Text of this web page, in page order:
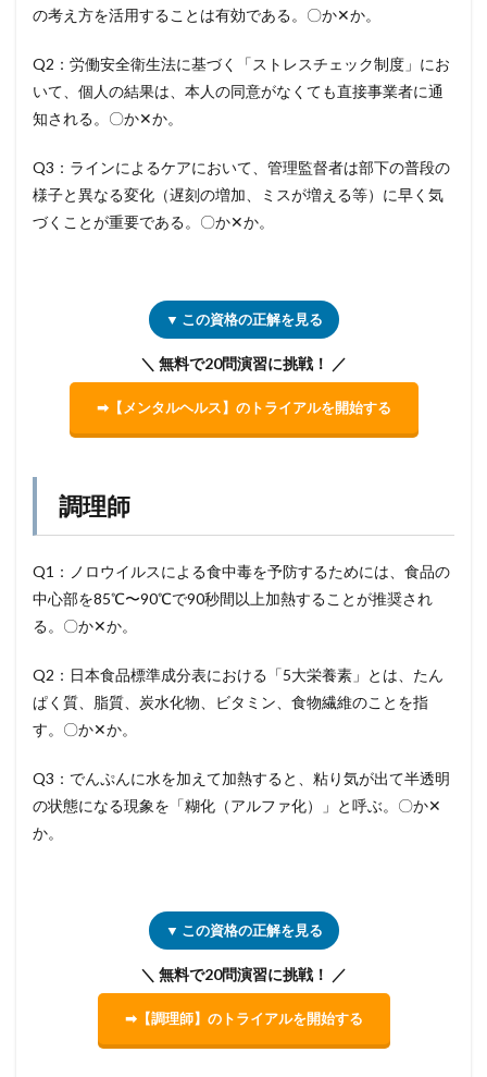
の考え方を活用することは有効である。〇か✕か。
Q2：労働安全衛生法に基づく「ストレスチェック制度」にお
いて、個人の結果は、本人の同意がなくても直接事業者に通
知される。〇か✕か。
Q3：ラインによるケアにおいて、管理監督者は部下の普段の
様子と異なる変化（遅刻の増加、ミスが増える等）に早く気
づくことが重要である。〇か✕か。
▼ この資格の正解を見る
＼ 無料で20問演習に挑戦！ ／
➡【メンタルヘルス】のトライアルを開始する
調理師
Q1：ノロウイルスによる食中毒を予防するためには、食品の
中心部を85℃〜90℃で90秒間以上加熱することが推奨され
る。〇か✕か。
Q2：日本食品標準成分表における「5大栄養素」とは、たん
ぱく質、脂質、炭水化物、ビタミン、食物繊維のことを指
す。〇か✕か。
Q3：でんぷんに水を加えて加熱すると、粘り気が出て半透明
の状態になる現象を「糊化（アルファ化）」と呼ぶ。〇か✕
か。
▼ この資格の正解を見る
＼ 無料で20問演習に挑戦！ ／
➡【調理師】のトライアルを開始する